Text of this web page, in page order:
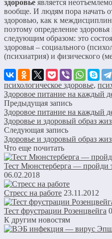
здоровье является
вообще. И людям пора начать
здоровью, как к
поэтому определение
следующим образом: это
здоровья – социального
(психиатрия) и физического
психологическое здоровье,
Здоровое питание на каждый
Предыдущая запись
Здоровое питание на каждый
Здоровье и здоровый образ
Следующая запись
Здоровье и здоровый образ
Что еще почитать
Тест Мюнстерберга — пройди
06.02.2018
Стресс на работе 23.11.2012
Тест фрустрации Розенцвейга
К другим новостям